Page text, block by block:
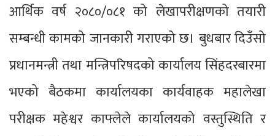
आर्थिक वर्ष २०८०/०८१ को लेखापरीक्षणको तयारी
सम्बन्धी कामको जानकारी गराएको छ। बुधबार दिउँसो
प्रधानमन्त्री तथा मन्त्रिपरिषदको कार्यालय सिंहदरबारमा
भएको बैठकमा कार्यालयका कार्यवाहक महालेखा
परीक्षक महेश्वर काफ्लेले कार्यालयको वस्तुस्थिति र